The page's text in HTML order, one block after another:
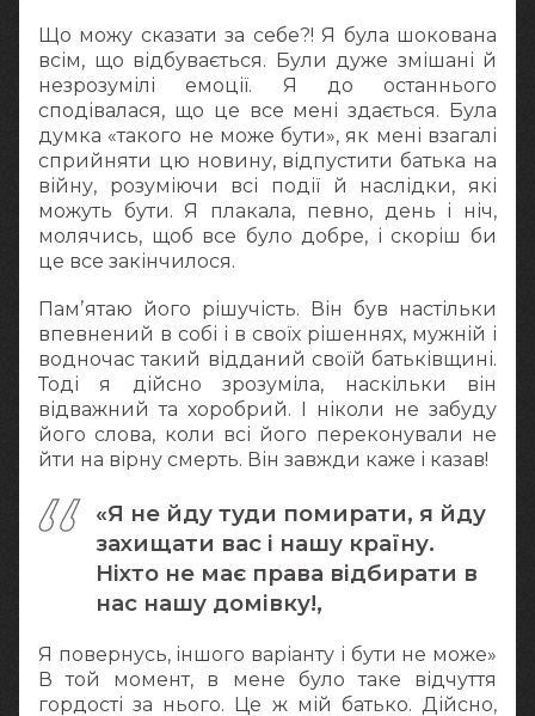
Що можу сказати за себе?! Я була шокована
всім, що відбувається. Були дуже змішані й
незрозумілі емоції. Я до останнього
сподівалася, що це все мені здається. Була
думка «такого не може бути», як мені взагалі
сприйняти цю новину, відпустити батька на
війну, розуміючи всі події й наслідки, які
можуть бути. Я плакала, певно, день і ніч,
молячись, щоб все було добре, і скоріш би
це все закінчилося.
Памʼятаю його рішучість. Він був настільки
впевнений в собі і в своїх рішеннях, мужній і
водночас такий відданий своїй батьківщині.
Тоді я дійсно зрозуміла, наскільки він
відважний та хоробрий. І ніколи не забуду
його слова, коли всі його переконували не
йти на вірну смерть. Він завжди каже і казав!
«Я не йду туди помирати, я йду
захищати вас і нашу країну.
Ніхто не має права відбирати в
нас нашу домівку!,
Я повернусь, іншого варіанту і бути не може»
В той момент, в мене було таке відчуття
гордості за нього. Це ж мій батько. Дійсно,